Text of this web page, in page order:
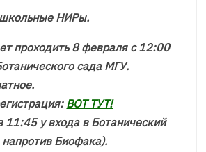
НИРы.
проходить 8 февраля с 12:00
сада МГУ.
ВОТ ТУТ!
11:45 у входа в Ботанический
Биофака).